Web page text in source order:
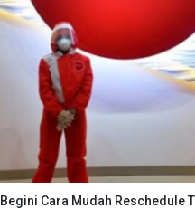
Begini Cara Mudah Reschedule